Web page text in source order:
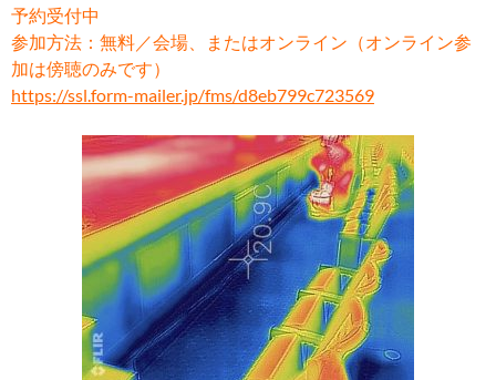
予約受付中
参加方法：無料／会場、またはオンライン（オンライン参
加は傍聴のみです）
https://ssl.form-mailer.jp/fms/d8eb799c723569